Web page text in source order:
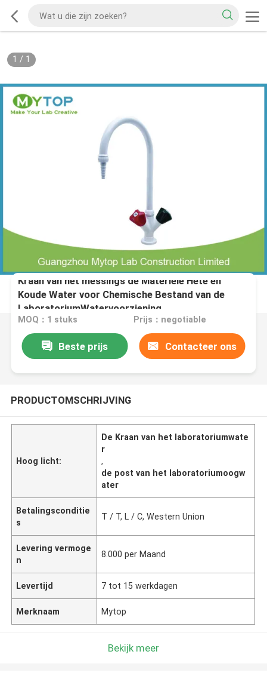
1 / 1
Kraan van het messings de Materiële Hete en
Koude Water voor Chemische Bestand van de
LaboratoriumWatervoorziening
MOQ：1 stuks Prijs：negotiable
Beste prijs Contacteer ons
PRODUCTOMSCHRIJVING
Hoog licht:
De Kraan van het laboratoriumwate
r
,
de post van het laboratoriumoogw
ater
Betalingsconditie
s
T / T, L / C, Western Union
Levering vermoge
n
8.000 per Maand
Levertijd 7 tot 15 werkdagen
Merknaam Mytop
Bekijk meer